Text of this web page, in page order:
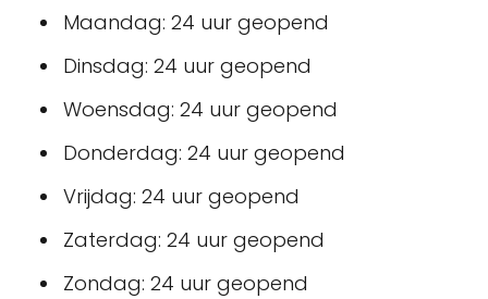
Maandag: 24 uur geopend
Dinsdag: 24 uur geopend
Woensdag: 24 uur geopend
Donderdag: 24 uur geopend
Vrijdag: 24 uur geopend
Zaterdag: 24 uur geopend
Zondag: 24 uur geopend